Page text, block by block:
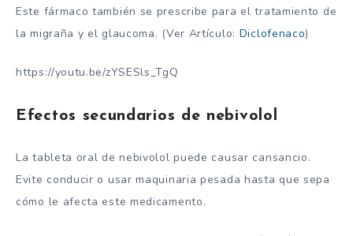
Este fármaco también se prescribe para el tratamiento de
la migraña y el glaucoma. (Ver Artículo: Diclofenaco)
https://youtu.be/zYSESls_TgQ
Efectos secundarios de nebivolol
La tableta oral de nebivolol puede causar cansancio.
Evite conducir o usar maquinaria pesada hasta que sepa
cómo le afecta este medicamento.